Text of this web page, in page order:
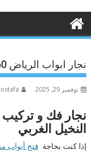
نجار ابواب الرياض 0531357760
نوفمبر 29, 2025
نجار فك و
النخيل الغربي
إذا كنت بحاجة فتح أبواب